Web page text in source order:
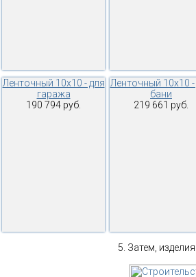
Ленточный 10х10 - для
гаража
190 794 руб.
Ленточный 10х10 -
бани
219 661 руб.
Затем,